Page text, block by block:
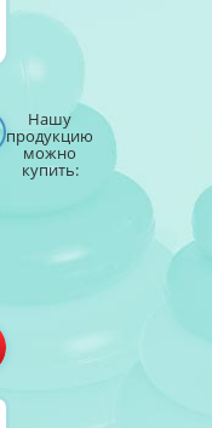
Нашу
продукцию
можно
купить: